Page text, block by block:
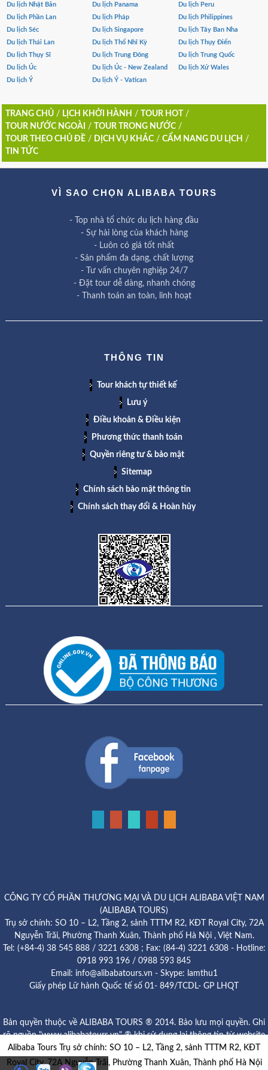
Du lịch Nhật Bản
Du lịch Panama
Du lịch Peru
Du lịch Phần Lan
Du lịch Pháp
Du lịch Philippines
Du lịch Séc
Du lịch Singapore
Du lịch Tây Ban Nha
Du lịch Thái Lan
Du lịch Thổ Nhĩ Kỳ
Du lịch Thụy Điển
Du lịch Thụy Sĩ
Du lịch Trung Đông
Du lịch Trung Quốc
Du lịch Úc
Du lịch Úc - New Zealand
Du lịch Xứ Wales
Du lịch Ý
Du lịch Ý - Vatican
TRANG CHỦ/ LỊCH KHỞI HÀNH / TOUR HOT
/
TOUR NƯỚC NGOÀI
/ TOUR TRONG NƯỚC/
TOUR THEO CHỦ ĐỀ/ DỊCH VỤ KHÁC/ CẨM NANG DU LỊCH /
TIN TỨC
VÌ SAO CHỌN ALIBABA TOURS
- Top nhà tổ chức du lịch hàng đầu
- Sự hài lòng của khách hàng
- Luôn có giá tốt nhất
- Sản phẩm đa dạng, chất lượng
- Tư vấn chuyên nghiệp 24/7
- Đặt tour dễ dàng, nhanh chóng
- Thanh toán an toàn, linh hoạt
THÔNG TIN
Tour khách tự thiết kế
Lưu ý
Điều khoản & Điều kiện
Phương thức thanh toán
Quyền riêng tư & bảo mật
Sitemap
Chính sách bảo mật thông tin
Chính sách thay đổi & Hoàn hủy
CÔNG TY CỔ PHẦN THƯƠNG MẠI VÀ DU LỊCH ALIBABA VIỆT NAM
(ALIBABA TOURS)
Trụ sở chính: SO 10 – L2, Tầng 2, sảnh TTTM R2, KĐT Royal City, 72A
Nguyễn Trãi, Phường Thanh Xuân, Thành phố Hà Nội , Việt Nam.
Tel: (+84-4) 38 545 888 / 3221 6308 ; Fax: (84-4) 3221 6308 - Hotline:
0918 993 196 / 0988 593 845
Email: info@alibabatours.vn - Skype: lamthu1
Giấy phép Lữ hành Quốc tế số 01- 849/TCDL- GP LHQT
Bản quyền thuộc về ALIBABA TOURS ® 2014. Bảo lưu mọi quyền. Ghi
rõ nguồn "www.alibabatours.vn" ® khi sử dụng lại thông tin từ website
này.
Alibaba Tours Trụ sở chính: SO 10 – L2, Tầng 2, sảnh TTTM R2, KĐT
Royal City, 72A Nguyễn Trãi, Phường Thanh Xuân, Thành phố Hà Nội